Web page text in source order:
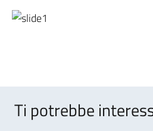
Ti potrebbe